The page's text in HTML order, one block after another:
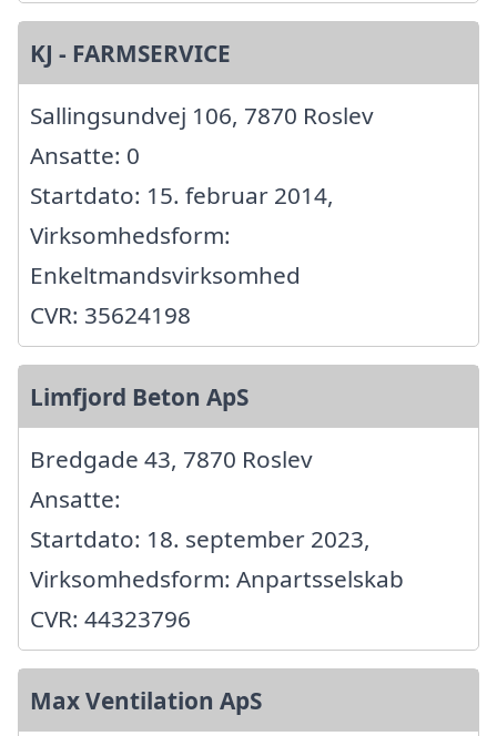
KJ - FARMSERVICE
Sallingsundvej 106, 7870 Roslev
Ansatte: 0
Startdato: 15. februar 2014,
Virksomhedsform:
Enkeltmandsvirksomhed
CVR: 35624198
Limfjord Beton ApS
Bredgade 43, 7870 Roslev
Ansatte:
Startdato: 18. september 2023,
Virksomhedsform: Anpartsselskab
CVR: 44323796
Max Ventilation ApS